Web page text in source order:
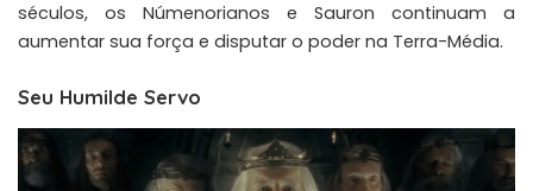
séculos, os Númenorianos e Sauron continuam a
aumentar sua força e disputar o poder na Terra-Média.
Seu Humilde Servo